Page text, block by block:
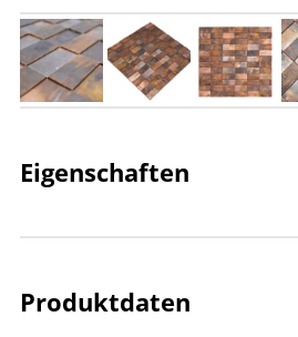
Eigenschaften
Produktdaten